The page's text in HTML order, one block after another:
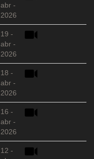
abr -
2026
19 -
abr -
2026
18 -
abr -
2026
16 -
abr -
2026
12 -